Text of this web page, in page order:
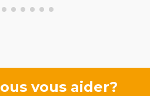
2008201
vous aider?